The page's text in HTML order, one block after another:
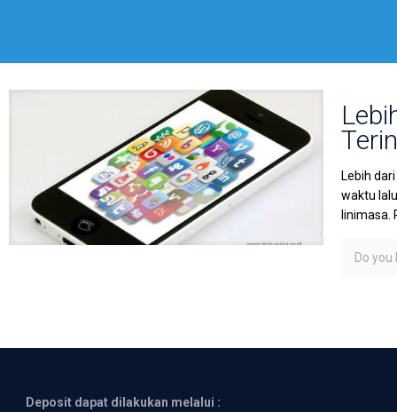
Lebih
waktu
linimasa.
Do you
Deposit dapat dilakukan melalui :